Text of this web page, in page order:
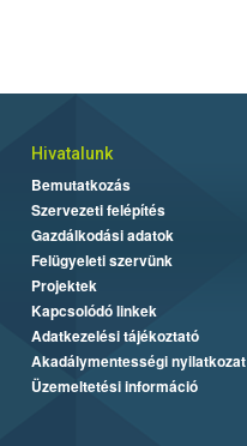
Hivatalunk
Bemutatkozás
Szervezeti felépítés
Gazdálkodási adatok
Felügyeleti szervünk
Projektek
Kapcsolódó linkek
Adatkezelési tájékoztató
Akadálymentességi nyilatkozat
Üzemeltetési információ